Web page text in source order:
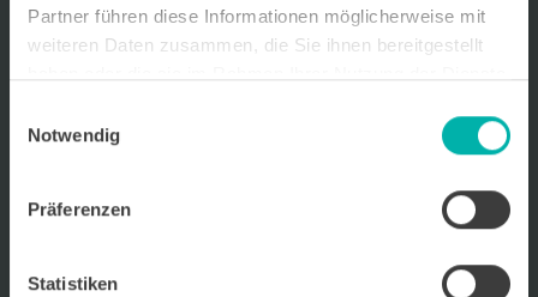
Partner führen diese Informationen möglicherweise mit
weiteren Daten zusammen, die Sie ihnen bereitgestellt
Notwendig
Präferenzen
Statistiken
Wir über uns
Ansprechpartner